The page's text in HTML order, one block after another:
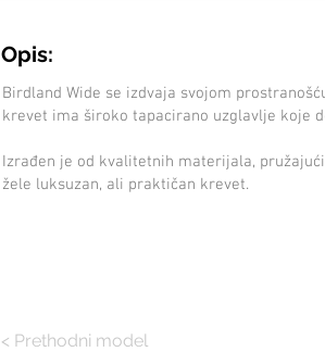
Opis:
Birdland Wide se izdvaja svojom
krevet ima široko tapacirano uzglavlje koje
Izrađen je od kvalitetnih materijala,
žele luksuzan, ali praktičan krevet.
< Prethodni model